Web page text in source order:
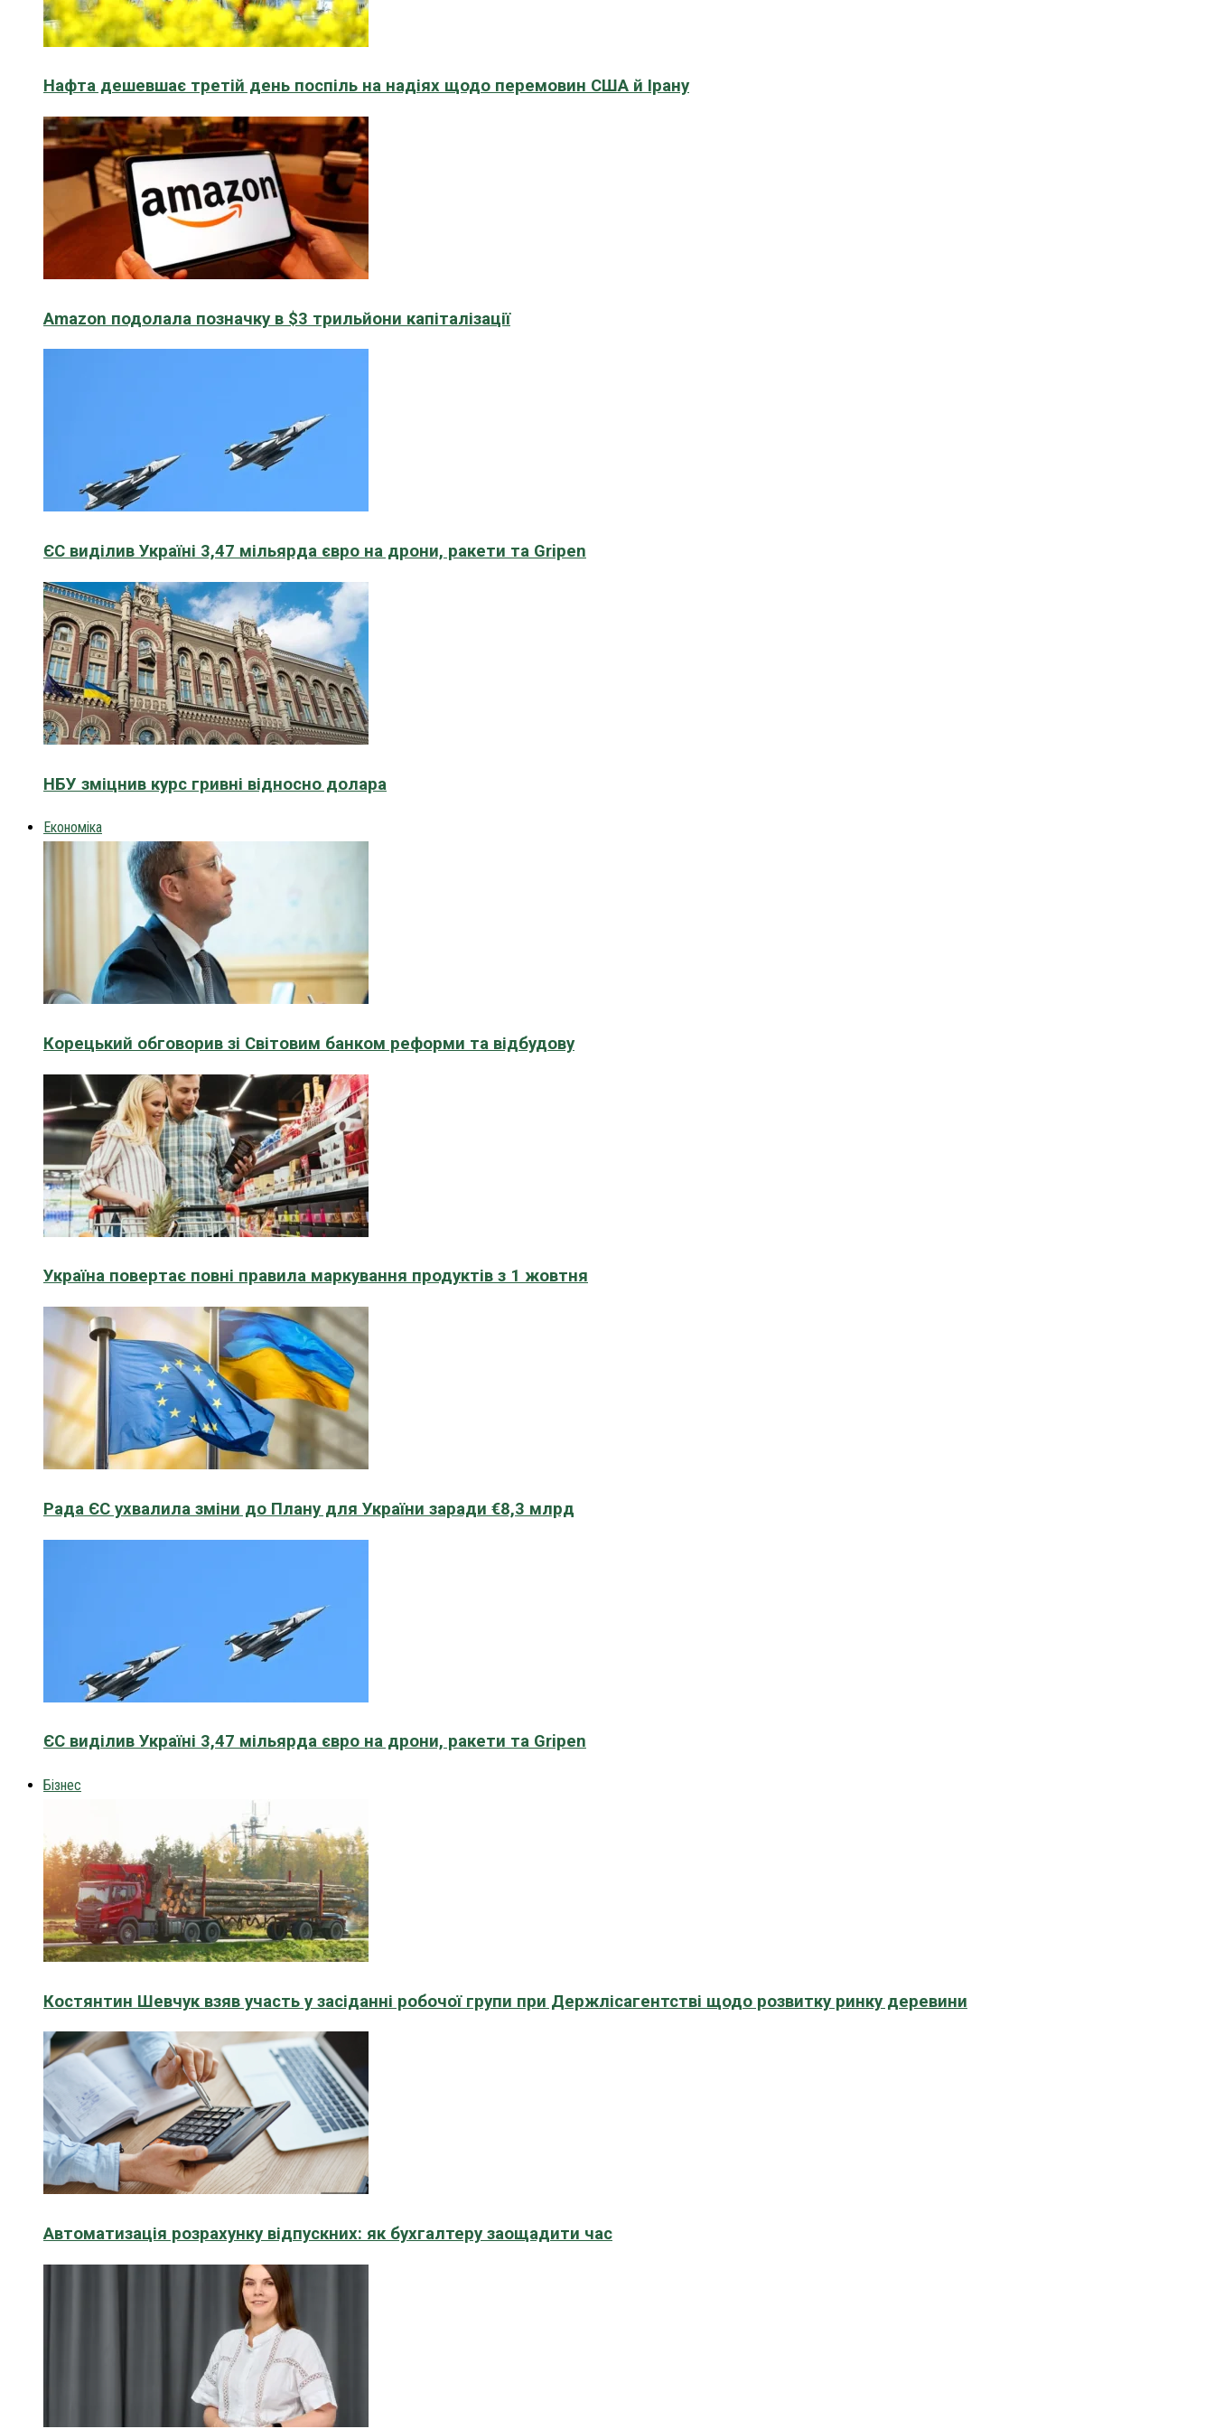
Нафта дешевшає третій день поспіль на надіях щодо перемовин США й Ірану
Amazon подолала позначку в $3 трильйони капіталізації
ЄС виділив Україні 3,47 мільярда євро на дрони, ракети та Gripen
НБУ зміцнив курс гривні відносно долара
Економіка
Корецький обговорив зі Світовим банком реформи та відбудову
Україна повертає повні правила маркування продуктів з 1 жовтня
Рада ЄС ухвалила зміни до Плану для України заради €8,3 млрд
ЄС виділив Україні 3,47 мільярда євро на дрони, ракети та Gripen
Бізнес
Костянтин Шевчук взяв участь у засіданні робочої групи при Держлісагентстві щодо розвитку ринку деревини
Автоматизація розрахунку відпускних: як бухгалтеру заощадити час